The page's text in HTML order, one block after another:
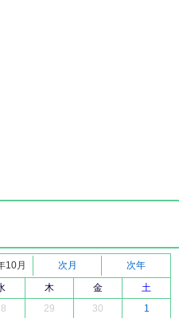
10月 次月
次年
木 金
土
29 30 1